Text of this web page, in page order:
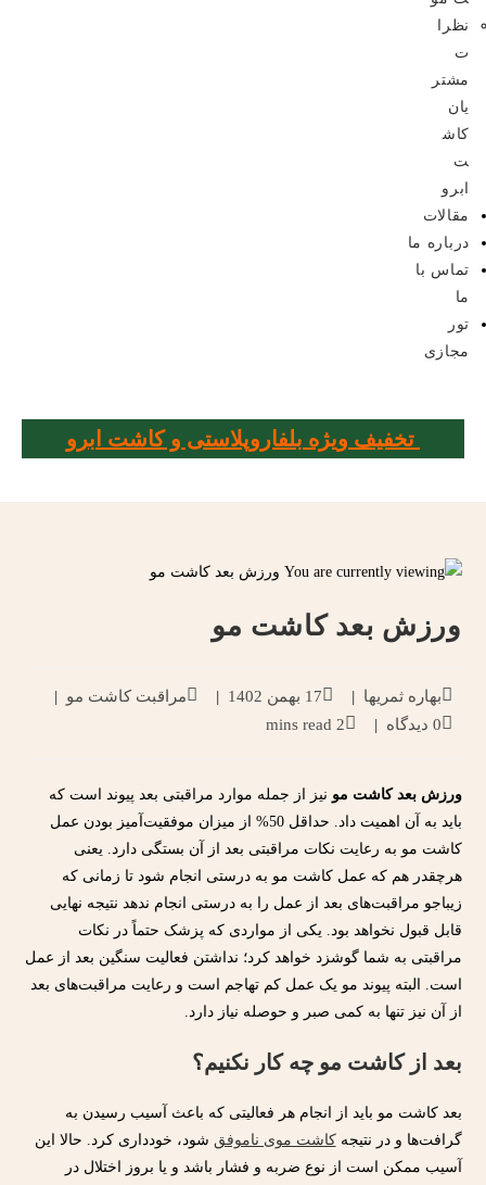
نظرا
ت
مشتر
یان
کاش
ت
ابرو
مقالات
درباره ما
تماس با
ما
تور
مجازی
تخفیف ویژه بلفاروپلاستی و کاشت ابرو
ورزش بعد کاشت مو
بهاره ثمریها 17 بهمن 1402
مراقبت کاشت مو
0 دیدگاه
2 mins read
ورزش بعد کاشت مو نیز از جمله موارد مراقبتی بعد پیوند است که
باید به آن اهمیت داد. حداقل 50% از میزان موفقیت‌آمیز بودن عمل
کاشت مو به رعایت نکات مراقبتی بعد از آن بستگی دارد. یعنی
هرچقدر هم که عمل کاشت مو به درستی انجام شود تا زمانی که
زیباجو مراقبت‌های بعد از عمل را به درستی انجام ندهد نتیجه نهایی
قابل قبول نخواهد بود. یکی از مواردی که پزشک حتماً در نکات
مراقبتی به شما گوشزد خواهد کرد؛ نداشتن فعالیت سنگین بعد از عمل
است. البته پیوند مو یک عمل کم تهاجم است و رعایت مراقبت‌های بعد
از آن نیز تنها به کمی صبر و حوصله نیاز دارد.
بعد از کاشت مو چه کار نکنیم؟
بعد کاشت مو باید از انجام هر فعالیتی که باعث آسیب رسیدن به
گرافت‌ها و در نتیجهکاشت موی ناموفق شود، خودداری کرد. حالا این
آسیب ممکن است از نوع ضربه و فشار باشد و یا بروز اختلال در